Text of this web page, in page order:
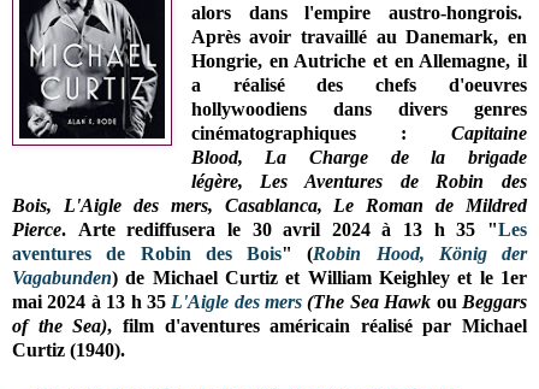
alors dans l'empire austro-hongrois.
Après avoir travaillé au Danemark, en
Hongrie, en Autriche et en Allemagne, il
a réalisé des chefs d'oeuvres
hollywoodiens dans divers genres
cinématographiques : Capitaine
Blood, La Charge de la brigade
légère, Les Aventures de Robin des
Bois, L'Aigle des mers, Casablanca, Le Roman de Mildred
Pierce. Arte rediffusera le 30 avril 2024 à 13 h 35 "Les
aventures de Robin des Bois" (Robin Hood, König der
Vagabunden) de Michael Curtiz et William Keighley et le 1er
mai 2024 à 13 h 35 L'Aigle des mers (The Sea Hawk ou Beggars
of the Sea), film d'aventures américain réalisé par Michael
Curtiz (1940).